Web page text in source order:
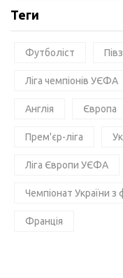
Теги
Футболіст
Ліга чемпіонів УЄФА
Англія Європа
Прем'єр-ліга
Ліга Європи УЄФА
Чемпіонат України з
Франція